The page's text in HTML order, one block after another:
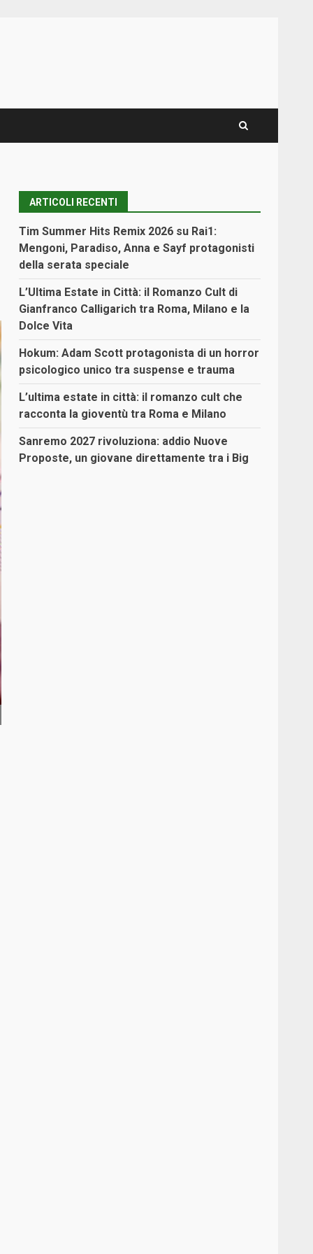
ARTICOLI RECENTI
Tim Summer Hits Remix 2026 su Rai1:
Mengoni, Paradiso, Anna e Sayf protagonisti
della serata speciale
L’Ultima Estate in Città: il Romanzo Cult di
Gianfranco Calligarich tra Roma, Milano e la
Dolce Vita
Hokum: Adam Scott protagonista di un horror
psicologico unico tra suspense e trauma
L’ultima estate in città: il romanzo cult che
racconta la gioventù tra Roma e Milano
Sanremo 2027 rivoluziona: addio Nuove
Proposte, un giovane direttamente tra i Big